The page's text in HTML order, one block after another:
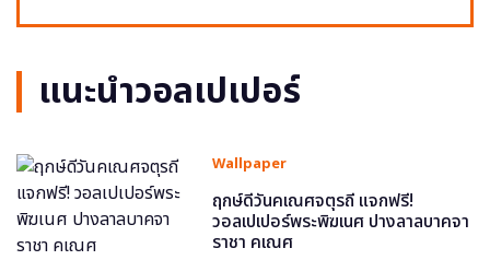
แนะนำวอลเปเปอร์
Wallpaper
ฤกษ์ดีวันคเณศจตุรถี แจกฟรี!
วอลเปเปอร์พระพิฆเนศ ปางลาลบาคจา
ราชา คเณศ